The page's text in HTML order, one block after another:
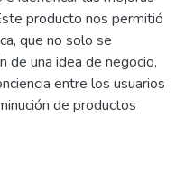
producto nos permitió
que no solo se
de una idea de negocio,
entre los usuarios
de productos